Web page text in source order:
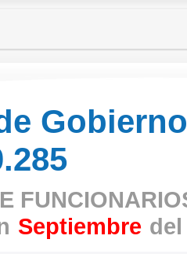
Septiembre del